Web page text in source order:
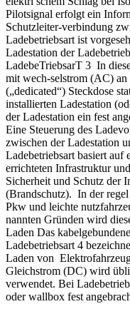
Pilotsignal erfolgt ein
Schutzleiter-verbindung
Ladebetriebsart ist
Ladestation der
LadebeTriebsarT 3 In
mit wech-selstrom (AC) an
(„dedicated“) Steckdose
installierten Ladestation
der Ladestation ein fest
Eine Steuerung des
zwischen der Ladestation
Ladebetriebsart basiert
errichteten Infrastruktur
Sicherheit und Schutz der
(Brandschutz). In der
Pkw und leichte
nannten Gründen wird
Laden Das
Ladebetriebsart 4
Laden von
Gleichstrom (DC) wird
verwendet. Bei
oder wallbox fest